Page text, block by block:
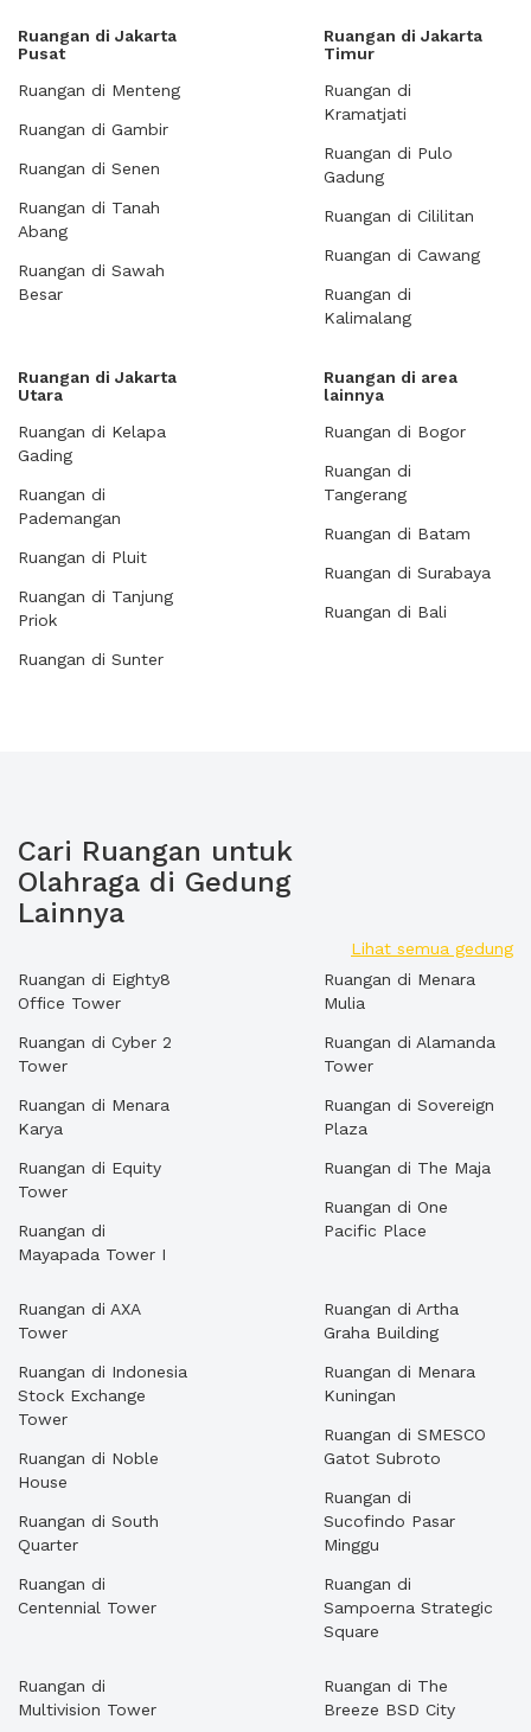
Ruangan di Jakarta
Pusat
Ruangan di Menteng
Ruangan di Gambir
Ruangan di Senen
Ruangan di Tanah
Abang
Ruangan di Sawah
Besar
Ruangan di Jakarta
Timur
Ruangan di
Kramatjati
Ruangan di Pulo
Gadung
Ruangan di Cililitan
Ruangan di Cawang
Ruangan di
Kalimalang
Ruangan di Jakarta
Utara
Ruangan di Kelapa
Gading
Ruangan di
Pademangan
Ruangan di Pluit
Ruangan di Tanjung
Priok
Ruangan di Sunter
Ruangan di area
lainnya
Ruangan di Bogor
Ruangan di
Tangerang
Ruangan di Batam
Ruangan di Surabaya
Ruangan di Bali
Cari Ruangan untuk
Olahraga di Gedung
Lainnya
Lihat semua gedung
Ruangan di Eighty8
Office Tower
Ruangan di Cyber 2
Tower
Ruangan di Menara
Karya
Ruangan di Equity
Tower
Ruangan di
Mayapada Tower I
Ruangan di Menara
Mulia
Ruangan di Alamanda
Tower
Ruangan di Sovereign
Plaza
Ruangan di The Maja
Ruangan di One
Pacific Place
Ruangan di AXA
Tower
Ruangan di Indonesia
Stock Exchange
Tower
Ruangan di Noble
House
Ruangan di South
Quarter
Ruangan di
Centennial Tower
Ruangan di Artha
Graha Building
Ruangan di Menara
Kuningan
Ruangan di SMESCO
Gatot Subroto
Ruangan di
Sucofindo Pasar
Minggu
Ruangan di
Sampoerna Strategic
Square
Ruangan di
Multivision Tower
Ruangan di The
Breeze BSD City